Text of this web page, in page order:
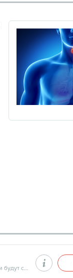
Продолжительность минут, готовность результатов — дата и время готовности будут сообщены врачом в день приёма